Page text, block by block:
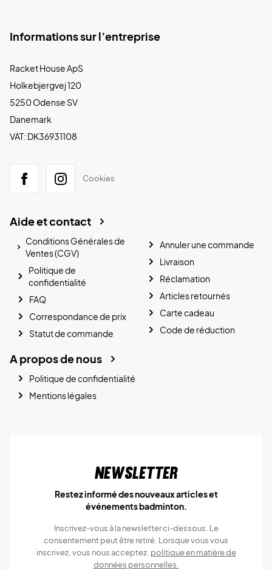
Informations sur l’entreprise
Racket House ApS
Holkebjergvej 120
5250 Odense SV
Danemark
VAT: DK36931108
Cookies
Aide et contact
Conditions Générales de
Ventes (CGV)
Politique de
confidentialité
FAQ
Correspondance de prix
Statut de commande
Annuler une commande
Livraison
Réclamation
Articles retournés
Carte cadeau
Code de réduction
A propos de nous
Politique de confidentialité
Mentions légales
Newsletter
Restez informé des nouveaux articles et
événements badminton.
Inscrivez-vous à la newsletter ci-dessous. Le
consentement peut être retiré. Lorsque vous vous
inscrivez, vous nous acceptez. politique en matière de
données personnelles.